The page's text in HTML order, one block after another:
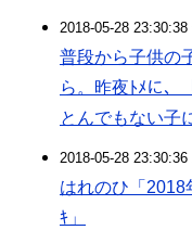
2018-05-28
普段から子供の
ら。昨夜ﾄﾒに、
とんでもない子
2018-05-28
はれのひ「2018
ｷ」